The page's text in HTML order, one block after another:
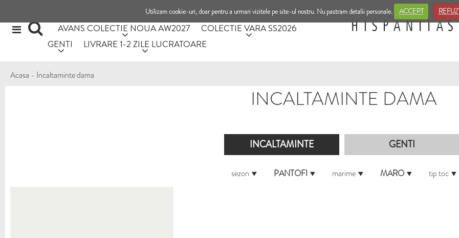
Utilizam cookie-uri, doar pentru a urmari vizitele pe site-ul nostru. Nu pastram detalii personale. ACCEPT REFUZ
AVANS COLECTIE NOUA AW2027
COLECTIE VARA SS2026
GENTI
LIVRARE 1-2 ZILE LUCRATOARE
Acasa - Incaltaminte dama
INCALTAMINTE DAMA
INCALTAMINTE GENTI
sezon PANTOFI marime MARO tip toc